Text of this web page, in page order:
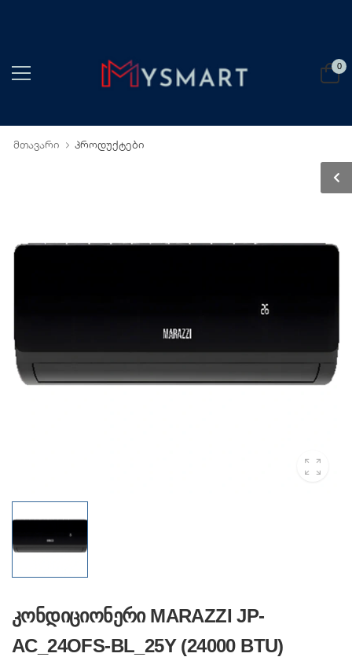
0
მთავარი პროდუქტები
კონდიციონერი MARAZZI JP-
AC_24OFS-BL_25Y (24000 BTU)